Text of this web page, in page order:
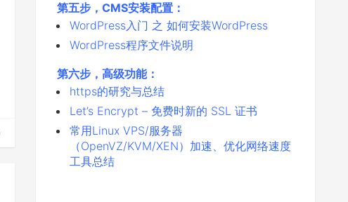
第五步，CMS安装配置：
WordPress入门 之 如何安装WordPress
WordPress程序文件说明
第六步，高级功能：
https的研究与总结
Let’s Encrypt – 免费时新的 SSL 证书
常用Linux VPS/服务器
（OpenVZ/KVM/XEN）加速、优化网络速度
工具总结